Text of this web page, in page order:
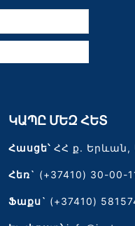
ԿԱՊԸ ՄԵԶ ՀԵՏ
Հասցե՝ՀՀ ք. Երևան,
Հեռ` (+37410) 30-00-
Ֆաքս` (+37410)